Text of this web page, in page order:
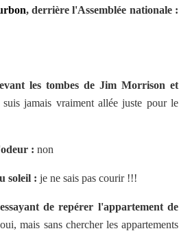
, derrière l'Assemblée nationale :
les tombes de Jim Morrison et
jamais vraiment allée juste pour le
: non
soleil : je ne sais pas courir !!!
de repérer l'appartement de
oui, mais sans chercher les appartements